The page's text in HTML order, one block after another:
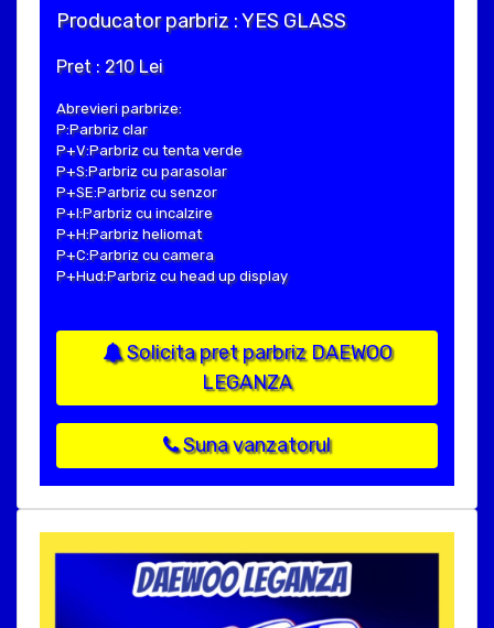
Producator parbriz : YES GLASS
Pret : 210 Lei
Abrevieri parbrize:
P:Parbriz clar
P+V:Parbriz cu tenta verde
P+S:Parbriz cu parasolar
P+SE:Parbriz cu senzor
P+I:Parbriz cu incalzire
P+H:Parbriz heliomat
P+C:Parbriz cu camera
P+Hud:Parbriz cu head up display
Solicita pret parbriz DAEWOO
LEGANZA
Suna vanzatorul